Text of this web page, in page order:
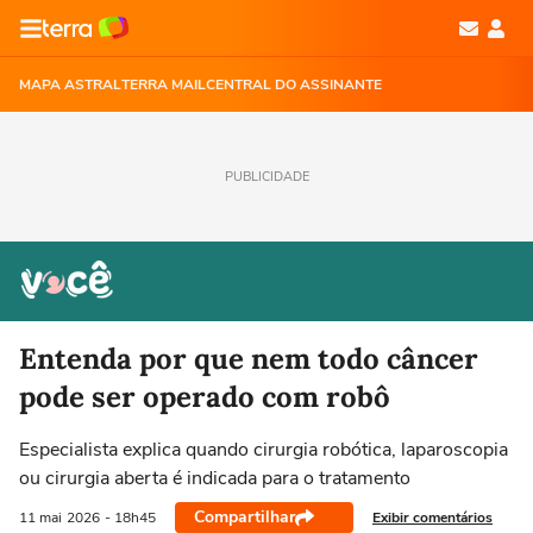
MAPA ASTRALTERRA MAILCENTRAL DO ASSINANTE
PUBLICIDADE
Entenda por que nem todo câncer
pode ser operado com robô
Especialista explica quando cirurgia robótica, laparoscopia
ou cirurgia aberta é indicada para o tratamento
11 mai 2026 - 18h45 Compartilhar Exibir comentários